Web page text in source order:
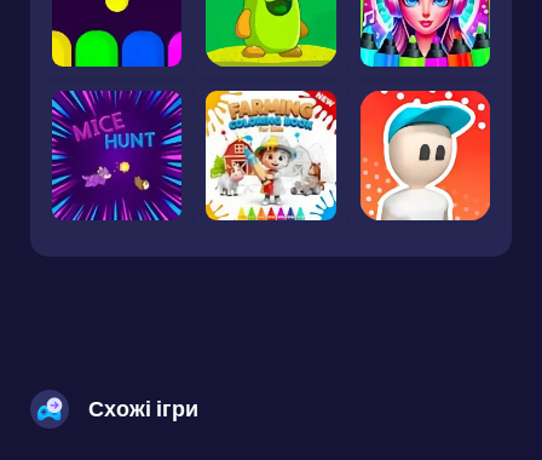
Схожі ігри